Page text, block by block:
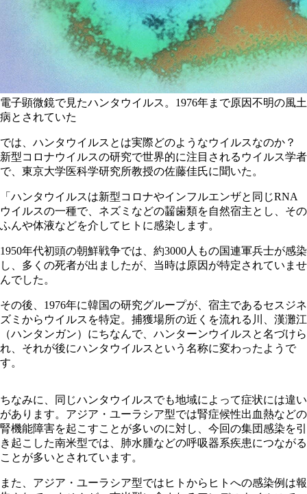
電子顕微鏡で見たハンタウイルス。1976年まで原因不明の風土
病とされていた
では、ハンタウイルスとは実際どのようなウイルスなのか？
新型コロナウイルスの研究で世界的に注目されるウイルス学者
で、東京大学医科学研究所教授の佐藤佳氏に聞いた。
「ハンタウイルスは新型コロナやインフルエンザと同じRNA
ウイルスの一種で、ネズミなどの齧歯類を自然宿主とし、その
ふんや体液などを介してヒトに感染します。
1950年代初頭の朝鮮戦争では、約3000人もの国連軍兵士が感染
し、多くの死者が出ましたが、当時は原因が特定されていませ
んでした。
その後、1976年に韓国の研究グループが、宿主であるセスジネ
ズミからウイルスを特定。捕獲場所の近くを流れる川、漢灘江
（ハンタンガン）にちなんで、ハンターンウイルスと名づけら
れ、それが後にハンタウイルスという名称に変わったようで
す。
ちなみに、同じハンタウイルスでも地域によって症状には違い
があります。アジア・ユーラシア型では腎症候性出血熱などの
腎機能障害を起こすことが多いのに対し、今回の集団感染を引
き起こした南米型では、肺水腫などの呼吸器系疾患につながる
ことが多いとされています。
また、アジア・ユーラシア型ではヒトからヒトへの感染例は報